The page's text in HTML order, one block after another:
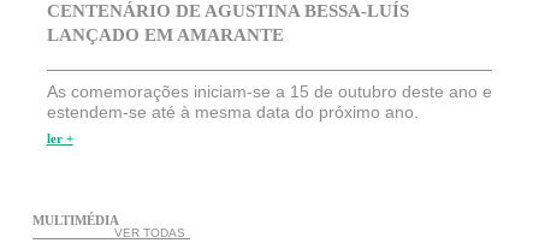
CENTENÁRIO DE AGUSTINA BESSA-LUÍS
LANÇADO EM AMARANTE
As comemorações iniciam-se a 15 de outubro deste ano e
estendem-se até à mesma data do próximo ano.
ler +
MULTIMÉDIA
VER TODAS